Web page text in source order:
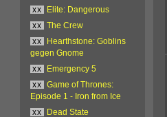
xx
Elite: Dangerous
xx
The Crew
xx
Hearthstone: Goblins
gegen Gnome
xx
Emergency 5
xx
Game of Thrones:
Episode 1 - Iron from Ice
xx
Dead State